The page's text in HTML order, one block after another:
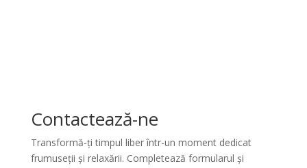
Contactează-ne
Transformă-ți timpul liber într-un moment dedicat
frumuseții și relaxării. Completează formularul și